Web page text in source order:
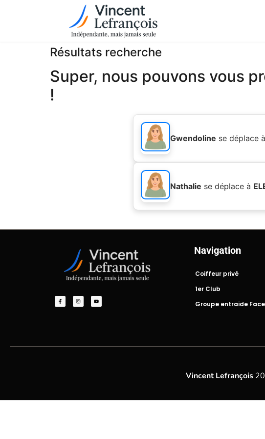
Résultats recherche
Super, nous pouvons vous
!
Gwendoline se déplace à
Nathalie se déplace à
Navigation
Coiffeur privé
1er Club
Groupe entraide
Vincent Lefrançois